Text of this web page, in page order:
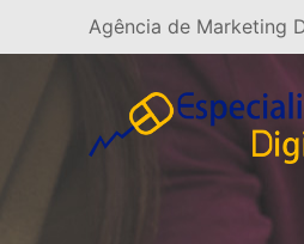
Agência de Marketing